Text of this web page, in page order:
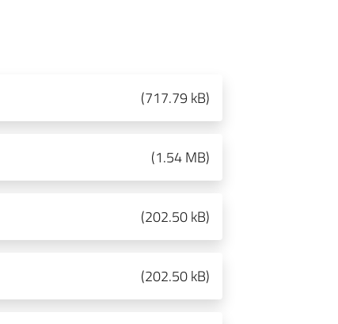
(717.79 kB)
(1.54 MB)
(202.50 kB)
(202.50 kB)